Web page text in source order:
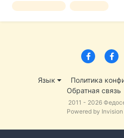
самое старое цыганское
Язык
Политика
Обратная связь
2011 - 2026
Powered by